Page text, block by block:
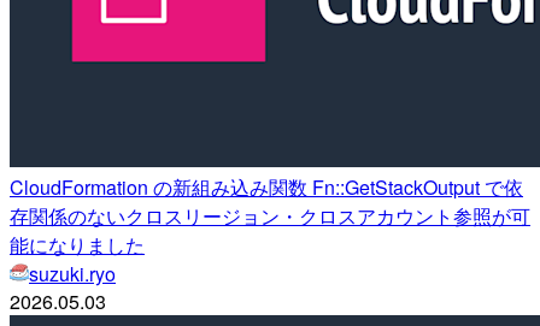
CloudFormation の新組み込み関数 Fn::GetStackOutput で依
存関係のないクロスリージョン・クロスアカウント参照が可
能になりました
suzuki.ryo
2026.05.03